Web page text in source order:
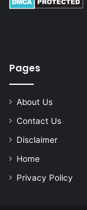
Pages
About Us
Contact Us
Disclaimer
Home
Privacy Policy